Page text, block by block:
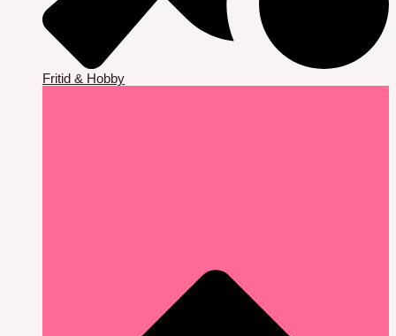
Fritid & Hobby